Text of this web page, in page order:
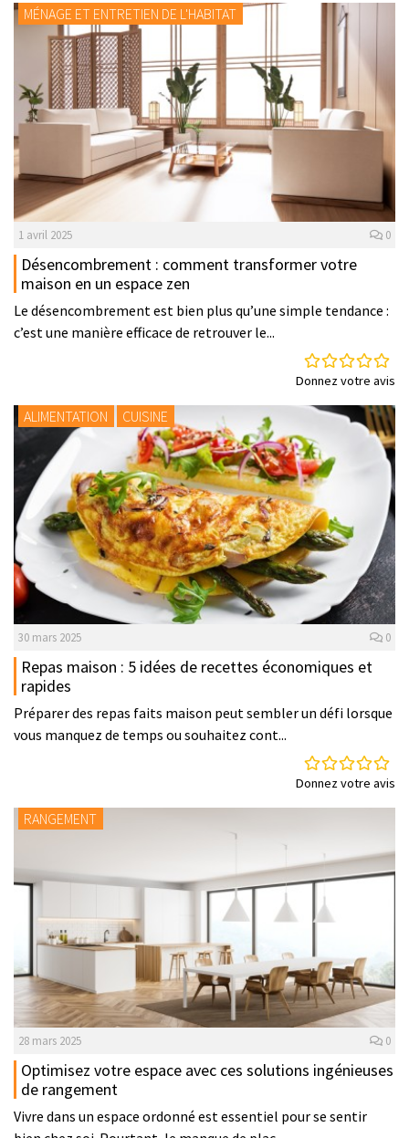
MÉNAGE ET ENTRETIEN DE L'HABITAT
1 avril 2025 0
Désencombrement : comment transformer votre
maison en un espace zen
Le désencombrement est bien plus qu’une simple tendance :
c’est une manière efficace de retrouver le...
Donnez votre avis
ALIMENTATION CUISINE
30 mars 2025 0
Repas maison : 5 idées de recettes économiques et
rapides
Préparer des repas faits maison peut sembler un défi lorsque
vous manquez de temps ou souhaitez cont...
Donnez votre avis
RANGEMENT
28 mars 2025 0
Optimisez votre espace avec ces solutions ingénieuses
de rangement
Vivre dans un espace ordonné est essentiel pour se sentir